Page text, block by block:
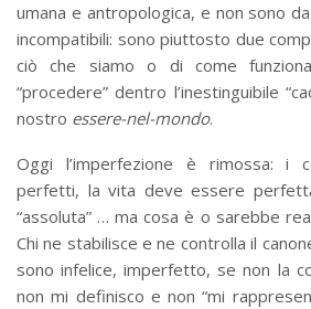
umana e antropologica, e non sono
incompatibili: sono piuttosto due
ciò che siamo o di come
“procedere” dentro l’inestinguibile
nostro essere-nel-mondo.
Oggi l’imperfezione è rimossa: i
perfetti, la vita deve essere
“assoluta” … ma cosa è o sarebbe
Chi ne stabilisce e ne controlla il
sono infelice, imperfetto, se non la
non mi definisco e non “mi